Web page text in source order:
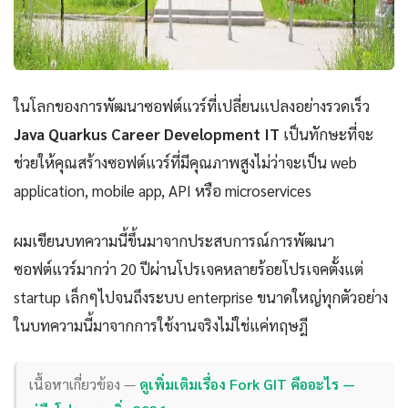
ในโลกของการพัฒนาซอฟต์แวร์ที่เปลี่ยนแปลงอย่างรวดเร็ว
Java Quarkus Career Development IT เป็นทักษะที่จะ
ช่วยให้คุณสร้างซอฟต์แวร์ที่มีคุณภาพสูงไม่ว่าจะเป็น web
application, mobile app, API หรือ microservices
ผมเขียนบทความนี้ขึ้นมาจากประสบการณ์การพัฒนา
ซอฟต์แวร์มากว่า 20 ปีผ่านโปรเจคหลายร้อยโปรเจคตั้งแต่
startup เล็กๆไปจนถึงระบบ enterprise ขนาดใหญ่ทุกตัวอย่าง
ในบทความนี้มาจากการใช้งานจริงไม่ใช่แค่ทฤษฎี
เนื้อหาเกี่ยวข้อง — ดูเพิ่มเติมเรื่อง Fork GIT คืออะไร —